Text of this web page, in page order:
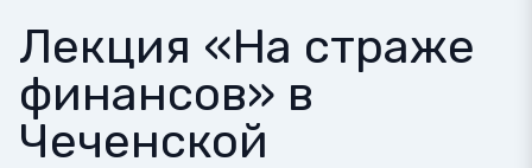
Лекция «На страже
финансов» в
Чеченской